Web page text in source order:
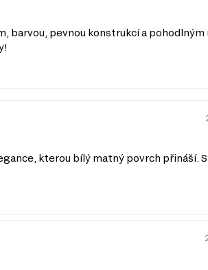
barvou, pevnou konstrukcí a pohodlným
kterou bílý matný povrch přináší.